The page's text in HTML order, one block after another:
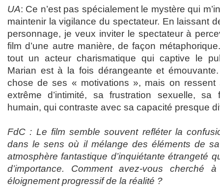
UA: Ce n’est pas spécialement le mystère qui
maintenir la vigilance du spectateur. En laissant
personnage, je veux inviter le spectateur à
film d’une autre manière, de façon
tout un acteur charismatique qui captive le
Marian est à la fois dérangeante et
chose de ses « motivations », mais on ressent
extrême d’intimité, sa frustration sexuelle, sa
humain, qui contraste avec sa capacité presque
FdC : Le film semble souvent refléter la
dans le sens où il mélange des éléments de
atmosphère fantastique d’inquiétante étrangeté
d’importance. Comment avez-vous cherché
éloignement progressif de la réalité ?